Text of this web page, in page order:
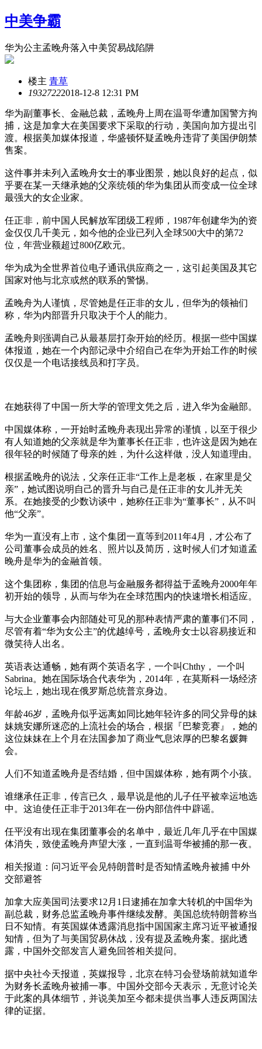
中美争霸
华为公主孟晚舟落入中美贸易战陷阱
楼主 青草
19327222018-12-8 12:31 PM
华为副董事长、金融总裁，孟晚舟上周在温哥华遭加国警方拘
捕，这是加拿大在美国要求下采取的行动，美国向加方提出引
渡。根据美加媒体报道，华盛顿怀疑孟晚舟违背了美国伊朗禁
售案。
这件事并未列入孟晚舟女士的事业图景，她以良好的起点，似
乎要在某一天继承她的父亲统领的华为集团从而变成一位全球
最强大的女企业家。
任正非，前中国人民解放军团级工程师，1987年创建华为的资
金仅仅几千美元，如今他的企业已列入全球500大中的第72
位，年营业额超过800亿欧元。
华为成为全世界首位电子通讯供应商之一，这引起美国及其它
国家对他与北京或然的联系的警惕。
孟晚舟为人谨慎，尽管她是任正非的女儿，但华为的领袖们
称，华为内部晋升只取决于个人的能力。
孟晚舟则强调自己从最基层打杂开始的经历。根据一些中国媒
体报道，她在一个内部记录中介绍自己在华为开始工作的时候
仅仅是一个电话接线员和打字员。
在她获得了中国一所大学的管理文凭之后，进入华为金融部。
中国媒体称，一开始时孟晚舟表现出异常的谨慎，以至于很少
有人知道她的父亲就是华为董事长任正非，也许这是因为她在
很年轻的时候随了母亲的姓，为什么这样做，没人知道理由。
根据孟晚舟的说法，父亲任正非“工作上是老板，在家里是父
亲”，她试图说明自己的晋升与自己是任正非的女儿并无关
系。在她接受的少数访谈中，她称任正非为“董事长”，从不叫
他“父亲”。
华为一直没有上市，这个集团一直等到2011年4月，才公布了
公司董事会成员的姓名、照片以及简历，这时候人们才知道孟
晚舟是华为的金融首领。
这个集团称，集团的信息与金融服务都得益于孟晚舟2000年年
初开始的领导，从而与华为在全球范围内的快速增长相适应。
与大企业董事会内部随处可见的那种表情严肃的董事们不同，
尽管有着“华为女公主”的优越绰号，孟晚舟女士以容易接近和
微笑待人出名。
英语表达通畅，她有两个英语名字，一个叫Chthy， 一个叫
Sabrina。她在国际场合代表华为，2014年，在莫斯科一场经济
论坛上，她出现在俄罗斯总统普京身边。
年龄46岁，孟晚舟似乎远离如同比她年轻许多的同父异母的妹
妹姚安娜所迷恋的上流社会的场合，根据『巴黎竞赛』，她的
这位妹妹在上个月在法国参加了商业气息浓厚的巴黎名媛舞
会。
人们不知道孟晚舟是否结婚，但中国媒体称，她有两个小孩。
谁继承任正非，传言已久，最早说是他的儿子任平被幸运地选
中。这迫使任正非于2013年在一份内部信件中辟谣。
任平没有出现在集团董事会的名单中，最近几年几乎在中国媒
体消失，致使孟晚舟声望大涨，一直到温哥华被捕的那一夜。
相关报道：问习近平会见特朗普时是否知情孟晚舟被捕 中外
交部避答
加拿大应美国司法要求12月1日逮捕在加拿大转机的中国华为
副总裁，财务总监孟晚舟事件继续发酵。美国总统特朗普称当
日不知情。有英国媒体透露消息指中国国家主席习近平被通报
知情，但为了与美国贸易休战，没有提及孟晚舟案。据此透
露，中国外交部发言人避免回答相关提问。
据中央社今天报道，英媒报导，北京在特习会登场前就知道华
为财务长孟晚舟被捕一事。中国外交部今天表示，无意讨论关
于此案的具体细节，并说美加至今都未提供当事人违反两国法
律的证据。